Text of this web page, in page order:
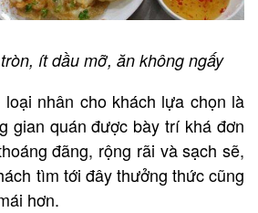
ít dầu mỡ, ăn không ngấy
nhân cho khách lựa chọn là
gian quán được bày trí khá đơn
đãng, rộng rãi và sạch sẽ,
tìm tới đây thưởng thức cũng
hơn.